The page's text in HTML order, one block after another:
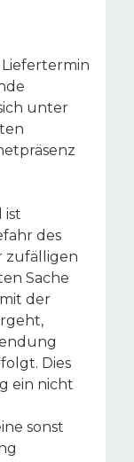
Liefertermin
unter
ist
des
zufälligen
Sache
der
Dies
ein nicht
sonst